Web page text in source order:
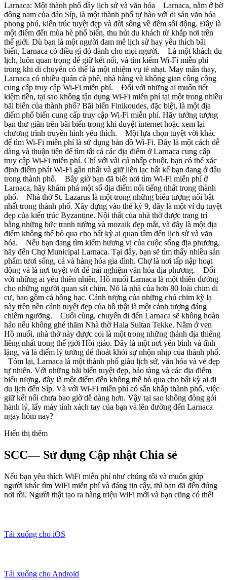
Larnaca: Một thành phố đầу lịch sử và văn hóa Larnaca, nằm ở bờ
đông nam của đảo Síp, là một thành phố tự hào với di sản văn hóa
phong phú, kiến trúc tuyệt đẹp và đời sống về đêm sôi động. Đây là
một điểm đến mùa hè phổ biến, thu hút du khách từ khắp nơi trên
thế giới. Dù bạn là một người đam mê lịch sử hay yêu thích bãi
biển, Larnaca có điều gì đó dành cho mọi người. Là một khách du
lịch, luôn quan trọng để giữ kết nối, và tìm kiếm Wi-Fi miễn phí
trong khi di chuyển có thể là một nhiệm vụ tẻ nhạt. May mắn thay,
Larnaca có nhiều quán cà phê, nhà hàng và không gian công cộng
cung cấp truy cập Wi-Fi miễn phí. Đối với những ai muốn tiết
kiệm tiền, tại sao không tận dụng Wi-Fi miễn phí tại một trong nhiều
bãi biển của thành phố? Bãi biển Finikoudes, đặc biệt, là một địa
điểm phổ biến cung cấp truy cập Wi-Fi miễn phí. Hãy tưởng tượng
bạn thư giãn trên bãi biển trong khi duyệt internet hoặc xem lại
chương trình truyền hình yêu thích. Một lựa chọn tuyệt vời khác
để tìm Wi-Fi miễn phí là sử dụng bản đồ Wi-Fi. Đây là một cách dễ
dàng và thuận tiện để tìm tất cả các địa điểm ở Larnaca cung cấp
truy cập Wi-Fi miễn phí. Chỉ với vài cú nhấp chuột, bạn có thể xác
định điểm phát Wi-Fi gần nhất và giữ liên lạc bất kể bạn đang ở đâu
trong thành phố. Bây giờ bạn đã biết nơi tìm Wi-Fi miễn phí ở
Larnaca, hãy khám phá một số địa điểm nổi tiếng nhất trong thành
phố. Nhà thờ St. Lazarus là một trong những biểu tượng nổi bật
nhất trong thành phố. Xây dựng vào thế kỷ 9, đây là một ví dụ tuyệt
đẹp của kiến trúc Byzantine. Nội thất của nhà thờ được trang trí
bằng những bức tranh tường và mozaik đẹp mắt, và đây là một địa
điểm không thể bỏ qua cho bất kỳ ai quan tâm đến lịch sử và văn
hóa. Nếu bạn đang tìm kiếm hương vị của cuộc sống địa phương,
hãy đến Chợ Municipal Larnaca. Tại đây, bạn sẽ tìm thấy nhiều sản
phẩm tươi sống, cá và hàng hóa gia đình. Chợ là nơi tấp nập hoạt
động và là nơi tuyệt vời để trải nghiệm văn hóa địa phương. Đối
với những ai yêu thiên nhiên, Hồ muối Larnaca là một thiên đường
cho những người quan sát chim. Nó là nhà của hơn 80 loài chim di
cư, bao gồm cả hồng hạc. Cảnh tượng của những chú chim kỳ lạ
này trên nền cảnh tuyệt đẹp của hồ thật là một cảnh tượng đáng
chiêm ngưỡng. Cuối cùng, chuyến đi đến Larnaca sẽ không hoàn
hảo nếu không ghé thăm Nhà thờ Hala Sultan Tekke. Nằm ở ven
Hồ muối, nhà thờ này được coi là một trong những thánh địa thiêng
liêng nhất trong thế giới Hồi giáo. Đây là một nơi yên bình và tĩnh
lặng, và là điểm lý tưởng để thoát khỏi sự nhộn nhịp của thành phố.
Tóm lại, Larnaca là một thành phố giàu lịch sử, văn hóa và vẻ đẹp
tự nhiên. Với những bãi biển tuyệt đẹp, bảo tàng và các địa điểm
biểu tượng, đây là một điểm đến không thể bỏ qua cho bất kỳ ai đi
du lịch đến Síp. Và với Wi-Fi miễn phí có sẵn khắp thành phố, việc
giữ kết nối chưa bao giờ dễ dàng hơn. Vậy tại sao không đóng gói
hành lý, lấy máy tính xách tay của bạn và lên đường đến Larnaca
ngay hôm nay?
Hiển thị thêm
SCC— Sử dụng Cập nhật Chia sẻ
Nếu bạn yêu thích WiFi miễn phí như chúng tôi và muốn giúp
người khác tìm WiFi miễn phí và đáng tin cậy, thì bạn đã đến đúng
nơi rồi. Người thật tạo ra hàng triệu WiFi mới và bạn cũng có thể!
Tải xuống cho iOS
Tải xuống cho Android